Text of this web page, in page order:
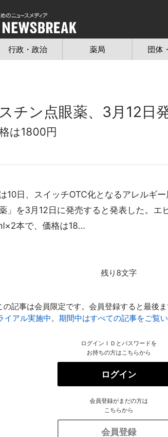
行政・政治 薬局 団体
チン点眼薬、3月12日
は1800円
10日、スイッチOTC化となるアレルギ
」を3月12日に発売すると発表した。エ
本で、価格は18...
残り8文字
の記事は会員限定です。会員登録すると最後ま
イアル実施中。期間中はすべての記事をご覧
ログインＩＤとパスワードを
お持ちの方はこちらから
ログイン
会員登録がまだの方は
こちらから
会員登録